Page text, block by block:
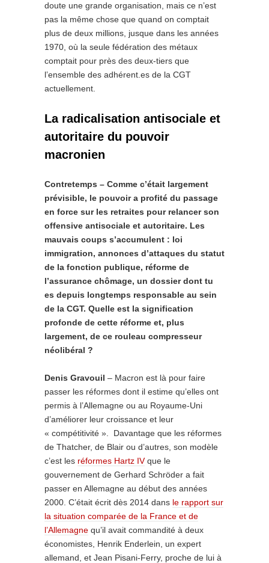
doute une grande organisation, mais ce n’est
pas la même chose que quand on comptait
plus de deux millions, jusque dans les années
1970, où la seule fédération des métaux
comptait pour près des deux-tiers que
l’ensemble des adhérent.es de la CGT
actuellement.
La radicalisation antisociale et
autoritaire du pouvoir
macronien
Contretemps – Comme c’était largement
prévisible, le pouvoir a profité du passage
en force sur les retraites pour relancer son
offensive antisociale et autoritaire. Les
mauvais coups s’accumulent : loi
immigration, annonces d’attaques du statut
de la fonction publique, réforme de
l’assurance chômage, un dossier dont tu
es depuis longtemps responsable au sein
de la CGT. Quelle est la signification
profonde de cette réforme et, plus
largement, de ce rouleau compresseur
néolibéral ?
Denis Gravouil – Macron est là pour faire
passer les réformes dont il estime qu’elles ont
permis à l’Allemagne ou au Royaume-Uni
d’améliorer leur croissance et leur
« compétitivité ». Davantage que les réformes
de Thatcher, de Blair ou d’autres, son modèle
c’est les réformes Hartz IVque le
gouvernement de Gerhard Schröder a fait
passer en Allemagne au début des années
2000. C’était écrit dès 2014 dans le rapport sur
la situation comparée de la France et de
l’Allemagne qu’il avait commandité à deux
économistes, Henrik Enderlein, un expert
allemand, et Jean Pisani-Ferry, proche de lui à